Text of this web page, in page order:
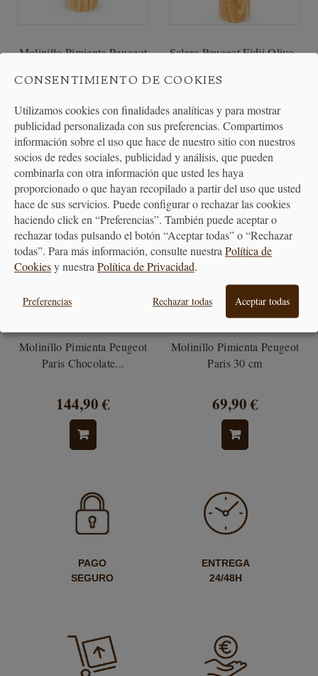
Molinillo Pimienta Peugeot
89,90 €
Salero Peugeot Fidji Olivo -
71,50 €
Molinillo Pimienta Peugeot
Paris Chocolate...
144,90 €
Molinillo Pimienta Peugeot
Paris 30 cm
69,90 €
PAGO
SEGURO
ENTREGA
24/48H
CONSENTIMIENTO DE COOKIES
Utilizamos cookies con finalidades analíticas y para mostrar
publicidad personalizada con sus preferencias. Compartimos
información sobre el uso que hace de nuestro sitio con nuestros
socios de redes sociales, publicidad y análisis, que pueden
combinarla con otra información que usted les haya
proporcionado o que hayan recopilado a partir del uso que usted
hace de sus servicios. Puede configurar o rechazar las cookies
haciendo click en “Preferencias”. También puede aceptar o
rechazar todas pulsando el botón “Aceptar todas” o “Rechazar
todas”. Para más información, consulte nuestra Política de
Cookiesy nuestra Política de Privacidad.
Preferencias Rechazar todas Aceptar todas